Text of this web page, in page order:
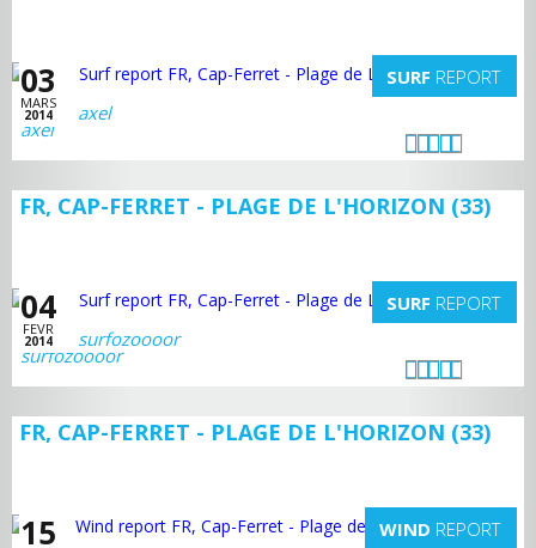
03
MARS
2014
SURF REPORT
axel
FR, CAP-FERRET - PLAGE DE L'HORIZON (33)
04
FEVR
2014
SURF REPORT
surfozoooor
FR, CAP-FERRET - PLAGE DE L'HORIZON (33)
15 WIND REPORT